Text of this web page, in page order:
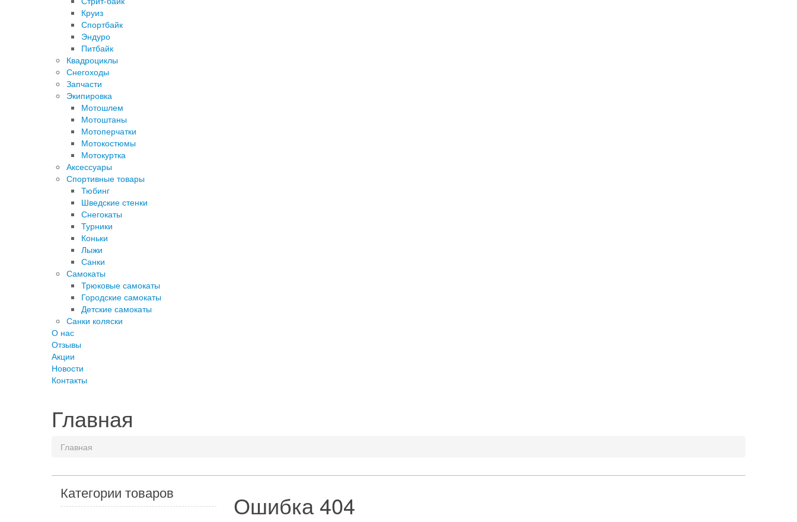
Круиз
Спортбайк
Эндуро
Питбайк
Квадроциклы
Снегоходы
Запчасти
Экипировка
Мотошлем
Мотоштаны
Мотоперчатки
Мотокостюмы
Мотокуртка
Аксессуары
Спортивные товары
Тюбинг
Шведские стенки
Снегокаты
Турники
Коньки
Лыжи
Санки
Самокаты
Трюковые самокаты
Городские самокаты
Детские самокаты
Санки коляски
О нас
Отзывы
Акции
Новости
Контакты
Главная
Главная
Ошибка 404
Категории товаров